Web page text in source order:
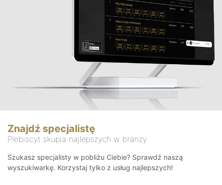
Znajdź specjalistę
Plebiscyt skupia najlepszych w branży
Szukasz specjalisty w pobliżu Ciebie? Sprawdź naszą
wyszukiwarkę. Korzystaj tylko z usług najlepszych!